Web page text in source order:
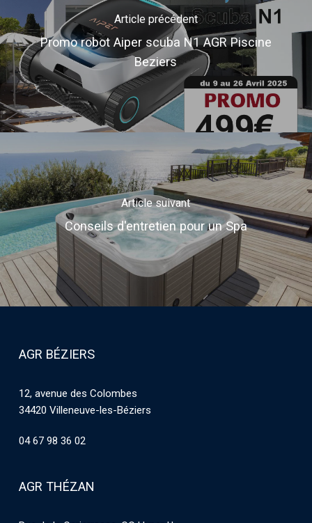
Article précédent
Promo robot Aiper scuba N1 AGR Piscine
Beziers
Article suivant
Conseils d'entretien pour un Spa
AGR BÉZIERS
12, avenue des Colombes
34420 Villeneuve-les-Béziers
04 67 98 36 02
AGR THÉZAN